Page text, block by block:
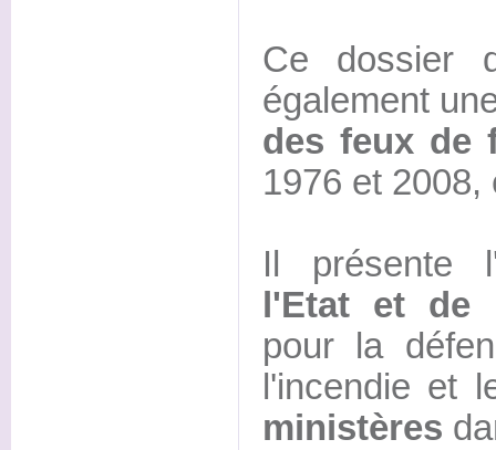
Ce dossier
également
des feux de
1976 et 2008,
Il présente
l'Etat et de
pour la
l'incendie et
ministères